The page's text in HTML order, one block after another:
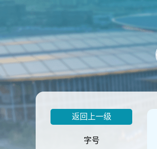
主
要
内
容
区
域
返回上一级
字号